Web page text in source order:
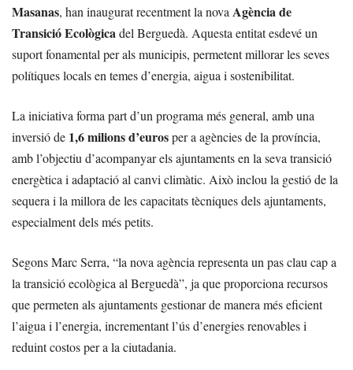
Masanas, han inaugurat recentment la nova Agència de
Transició Ecològicadel Berguedà. Aquesta entitat esdevé un
suport fonamental per als municipis, permetent millorar les seves
polítiques locals en temes d’energia, aigua i sostenibilitat.
La iniciativa forma part d’un programa més general, amb una
inversió de 1,6 milions d’eurosper a agències de la província,
amb l’objectiu d’acompanyar els ajuntaments en la seva transició
energètica i adaptació al canvi climàtic. Això inclou la gestió de la
sequera i la millora de les capacitats tècniques dels ajuntaments,
especialment dels més petits.
Segons Marc Serra, “la nova agència representa un pas clau cap a
la transició ecològica al Berguedà”, ja que proporciona recursos
que permeten als ajuntaments gestionar de manera més eficient
l’aigua i l’energia, incrementant l’ús d’energies renovables i
reduint costos per a la ciutadania.